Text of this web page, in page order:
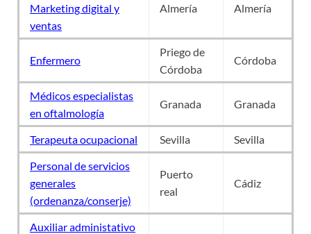
Marketing digital y
ventas
Almería Almería
Enfermero
Priego de
Córdoba
Córdoba
Médicos especialistas
en oftalmología
Granada Granada
Terapeuta ocupacional Sevilla
Sevilla
Personal de servicios
generales
(ordenanza/conserje)
Puerto
real
Cádiz
Auxiliar administativo